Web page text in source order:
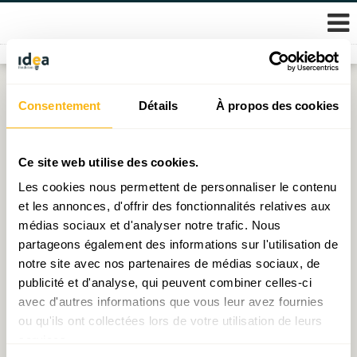
Consentement Détails À propos des cookies
Ce site web utilise des cookies.
Les cookies nous permettent de personnaliser le contenu
et les annonces, d'offrir des fonctionnalités relatives aux
médias sociaux et d'analyser notre trafic. Nous
partageons également des informations sur l'utilisation de
notre site avec nos partenaires de médias sociaux, de
publicité et d'analyse, qui peuvent combiner celles-ci
avec d'autres informations que vous leur avez fournies
ou qu'ils ont collectées lors de votre utilisation de leurs
Skip
content
Étiquette : VEFA
Décryptage N°60 : Le phénomène frontalier, une
aubaine financière
Publié le09.07.2026parVincent Hein
Décryptage N°59 : Recettes fiscales, nombre de
transactions et besoins futurs : variations sur le thème
du logement
Publié le01.06.2026parMichel - Edouard Ruben